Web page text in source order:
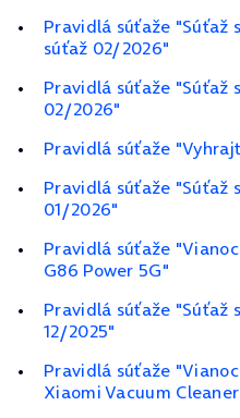
Pravidlá súťaže "Súťaž
súťaž 02/2026"
Pravidlá súťaže "Súťaž
02/2026"
Pravidlá súťaže
Pravidlá súťaže "Súťaž
01/2026"
Pravidlá súťaže
G86 Power 5G"
Pravidlá súťaže "Súťaž
12/2025"
Pravidlá súťaže
Xiaomi Vacuum